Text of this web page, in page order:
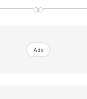
telah memberikan
∞
Ads